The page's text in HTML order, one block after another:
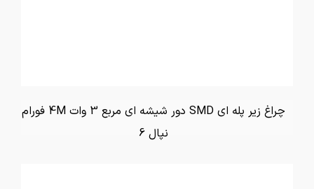
چراغ زیر پله ای SMD دور شیشه ای مربع 3 وات 4M فورام
نپال 6